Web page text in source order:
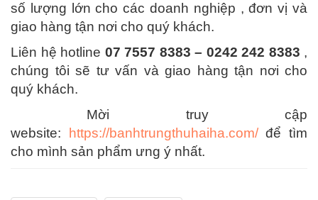
số lượng lớn cho các doanh nghiệp , đơn vị và
giao hàng tận nơi cho quý khách.
Liên hệ hotline 07 7557 8383 – 0242 242 8383 ,
chúng tôi sẽ tư vấn và giao hàng tận nơi cho
quý khách.
Mời truy cập
website:
https://banhtrungthuhaiha.com/để tìm
cho mình sản phẩm ưng ý nhất.